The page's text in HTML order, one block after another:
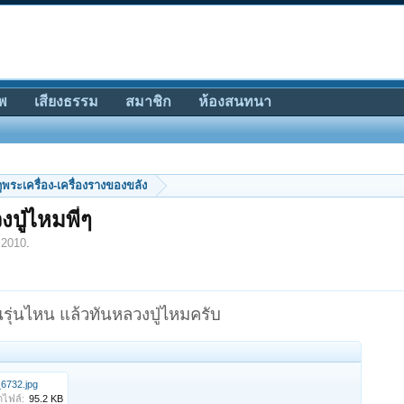
ระเครื่อง-เครื่องรางของขลัง
ปู่ไหมพี่ๆ
.
นไหน แล้วทันหลวงปู่ไหมครับ
ฟล์: 95.2 KB
เสียงธรรม สมาชิก ห้องสนทนา